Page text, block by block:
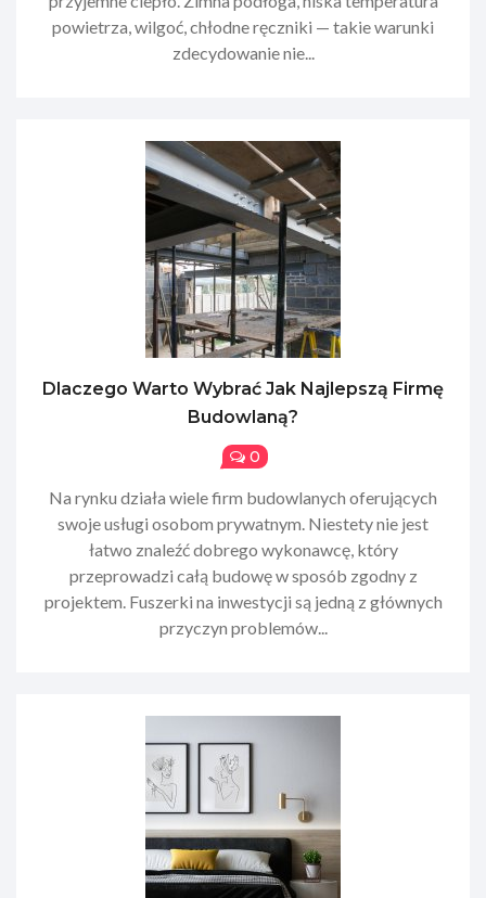
powietrza, wilgoć, chłodne ręczniki — takie warunki
zdecydowanie nie...
Dlaczego Warto Wybrać Jak Najlepszą Firmę
Budowlaną?
0
Na rynku działa wiele firm budowlanych oferujących
swoje usługi osobom prywatnym. Niestety nie jest
łatwo znaleźć dobrego wykonawcę, który
przeprowadzi całą budowę w sposób zgodny z
projektem. Fuszerki na inwestycji są jedną z głównych
przyczyn problemów...